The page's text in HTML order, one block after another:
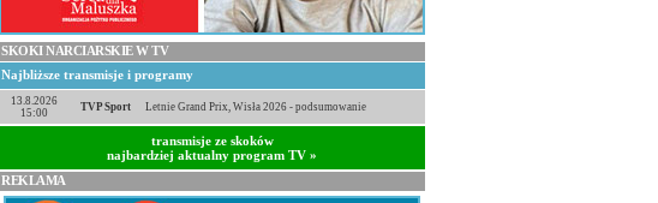
SKOKI NARCIARSKIE W TV
Najbliższe transmisje i programy
13.8.2026
15:00
TVP Sport Letnie Grand Prix, Wisła 2026 - podsumowanie
transmisje ze skoków
najbardziej aktualny program TV »
REKLAMA